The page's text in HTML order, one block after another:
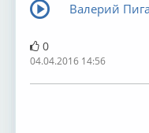
Валерий
0
04.04.2016 14:56